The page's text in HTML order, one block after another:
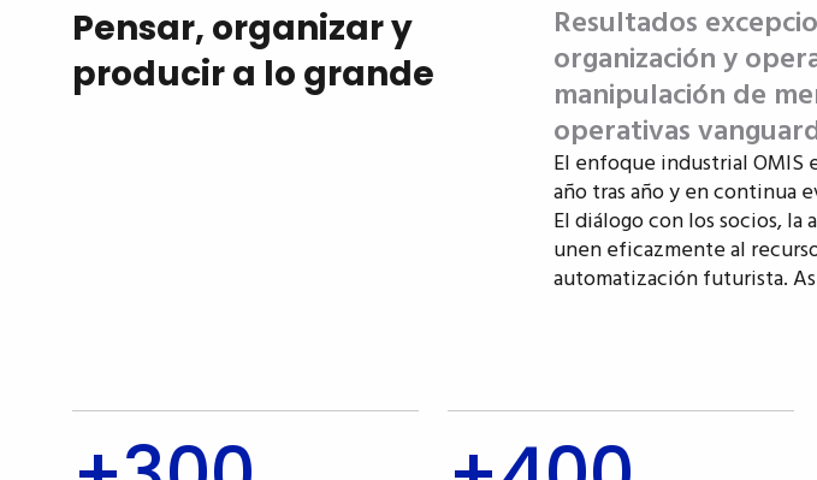
Pensar, organizar y
producir a lo grande
Resultados
organización y
manipulación de
operativas
El enfoque industrial OMIS
año tras año y en continua
El diálogo con los socios,
unen eficazmente al
automatización futurista.